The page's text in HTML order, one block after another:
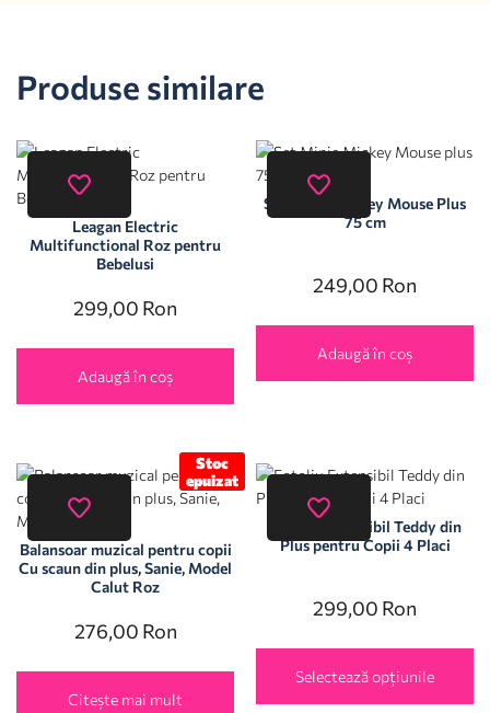
Produse similare
Leagan Electric
Multifunctional Roz pentru
Bebelusi
299,00 Ron
Adaugă în coș
Set Minie Mickey Mouse Plus
75 cm
249,00 Ron
Adaugă în coș
Stoc
epuizat
Balansoar muzical pentru copii
Cu scaun din plus, Sanie, Model
Calut Roz
276,00 Ron
Citește mai mult
Fotoliu Extensibil Teddy din
Plus pentru Copii 4 Placi
299,00 Ron
Selectează opțiunile